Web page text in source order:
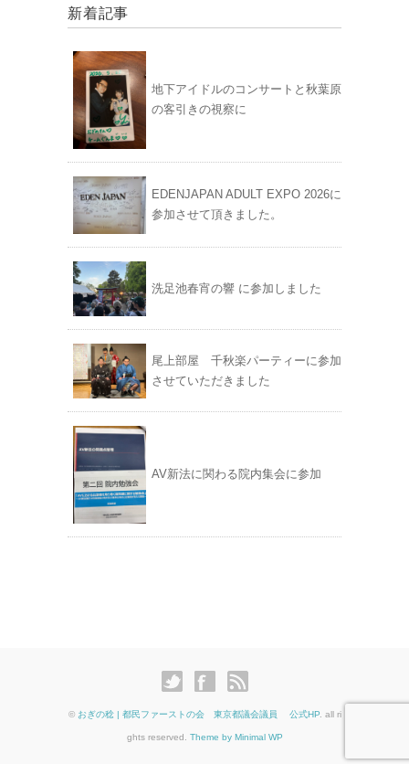
新着記事
地下アイドルのコンサートと秋葉原
の客引きの視察に
EDENJAPAN ADULT EXPO 2026に
参加させて頂きました。
洗足池春宵の響 に参加しました
尾上部屋 千秋楽パーティーに参加
させていただきました
AV新法に関わる院内集会に参加
© おぎの稔 | 都民ファーストの会 東京都議会議員 公式HP. all ri
ghts reserved. Theme by Minimal WP